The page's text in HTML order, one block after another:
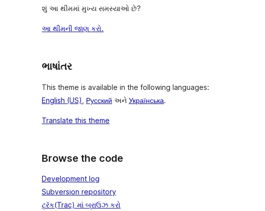
શું આ થીમમાં મુખ્ય સમસ્યાઓ છે?
આ થીમની જાણ કરો.
ભાષાંતર
This theme is available in the following languages:
English (US)
Русский અને Українська.
Translate this theme
Browse the code
Development log
Subversion repository
ટ્રૅક(Trac) માં બ્રાઉઝ કરો